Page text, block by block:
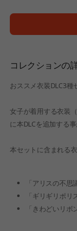
コレクションの
おススメ衣装DLC3種
女子が着用する衣装
に本DLCを追加する
本セットに含まれる
「アリスの不
「ギリギリポリ
「きわどいリボ